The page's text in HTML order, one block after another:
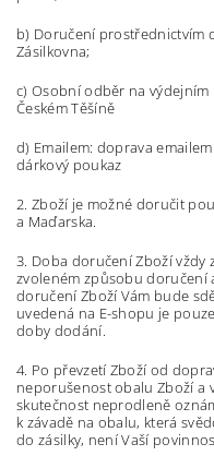
b) Doručení prostřednictvím
Zásilkovna;
c) Osobní odběr na výdejním
Českém Těšíně
d) Emailem: doprava
dárkový poukaz
2. Zboží je možné doručit
a Maďarska.
3. Doba doručení Zboží
zvoleném způsobu doručení
doručení Zboží Vám bude
uvedená na E-shopu je
doby dodání.
4. Po převzetí Zboží od
neporušenost obalu Zboží a
skutečnost neprodleně
k závadě na obalu, která
do zásilky, není Vaší